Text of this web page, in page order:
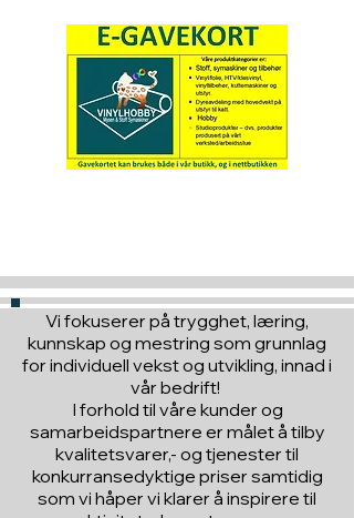
Vi fokuserer på trygghet, læring,
kunnskap og mestring som grunnlag
for individuell vekst og utvikling, innad i
vår bedrift!
I forhold til våre kunder og
samarbeidspartnere er målet å tilby
kvalitetsvarer,- og tjenester til
konkurransedyktige priser samtidig
som vi håper vi klarer å inspirere til